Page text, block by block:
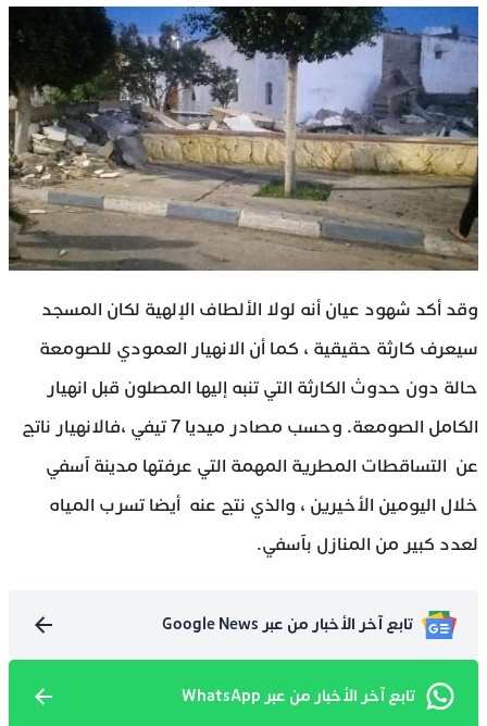
وقد أكد شهود عيان أنه لولا الألطاف الإلهية لكان المسجد
سيعرف كارثة حقيقية ، كما أن الانهيار العمودي للصومعة
حالة دون حدوث الكارثة التي تنبه إليها المصلون قبل انهيار
الكامل الصومعة. وحسب مصادر ميديا 7 تيفي ،فالانهيار ناتج
عن التساقطات المطرية المهمة التي عرفتها مدينة آسفي
خلال اليومين الأخيرين ، والذي نتج عنه أيضا تسرب المياه
لعدد كبير من المنازل بآسفي.
تابع آخر الأخبار من عبر Google News
تابع آخر الأخبار من عبر WhatsApp